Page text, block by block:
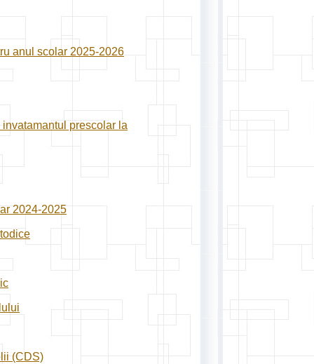
anul scolar 2025-2026
prescolar la
2024-2025
(CDS)